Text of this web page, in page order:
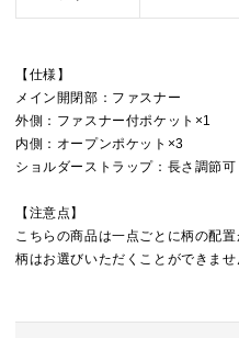
【仕様】
メイン開閉部：ファスナー
外側：ファスナー付ポケット×1
内側：オープンポケット×3
ショルダーストラップ：長さ調節可
【注意点】
こちらの商品は一点ごとに柄の配置
柄はお選びいただくことができませ